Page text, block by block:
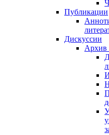
Публикации
Дискуссии
Архив